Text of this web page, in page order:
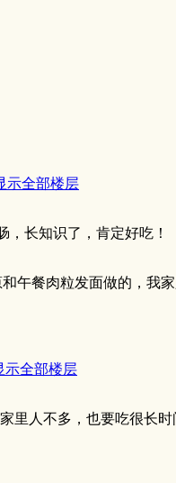
示全部楼层
，长知识了，肯定好吃！
午餐肉粒发面做的，我
示全部楼层
里人不多，也要吃很长